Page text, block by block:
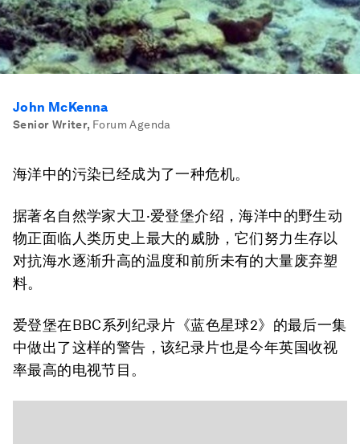
John McKenna
Senior Writer, Forum Agenda
海洋中的污染已经成为了一种危机。
据著名自然学家大卫·爱登堡介绍，海洋中的野生动
物正面临人类历史上最大的威胁，它们努力生存以
对抗海水逐渐升高的温度和前所未有的大量废弃塑
料。
爱登堡在BBC系列纪录片《蓝色星球2》的最后一集
中做出了这样的警告，该纪录片也是今年英国收视
率最高的电视节目。